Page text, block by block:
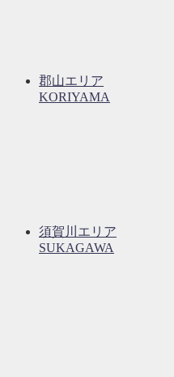
郡山エリア
KORIYAMA
須賀川エリア
SUKAGAWA